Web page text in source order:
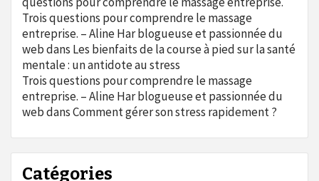
Trois questions pour comprendre le massage
entreprise. – Aline Har blogueuse et passionnée du
webdans Les bienfaits de la course à pied sur la santé
mentale : un antidote au stress
Trois questions pour comprendre le massage
entreprise. – Aline Har blogueuse et passionnée du
webdansComment gérer son stress rapidement ?
Catégories